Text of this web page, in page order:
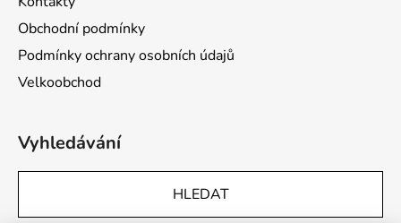
Obchodní podmínky
Podmínky ochrany osobních údajů
Velkoobchod
Vyhledávání
HLEDAT